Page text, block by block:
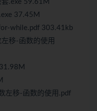
.exe 59.61M
37.45M
while.pdf 303.41kb
移-函数的使用
左移-函数的使用.pdf